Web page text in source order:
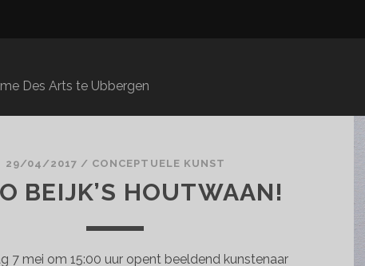
Des Arts te Ubbergen
29/04/2017 / CONCEPTUELE KUNST
BEIJK’S HOUTWAAN!
7 mei om 15:00 uur opent beeldend kunstenaar